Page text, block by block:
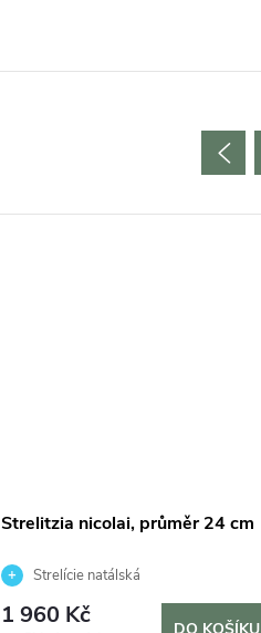
Strelitzia nicolai, průměr 24 cm
Strelície natálská
1 960 Kč DO KOŠÍKU